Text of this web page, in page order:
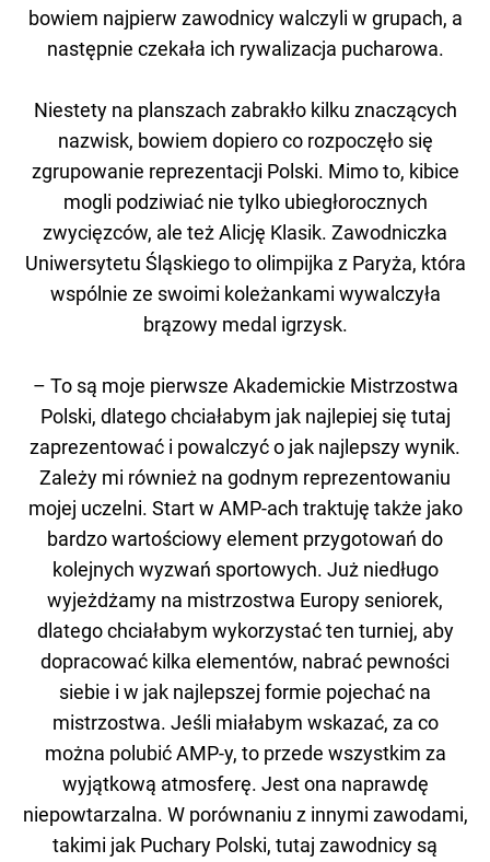
bowiem najpierw zawodnicy walczyli w grupach, a
następnie czekała ich rywalizacja pucharowa.
Niestety na planszach zabrakło kilku znaczących
nazwisk, bowiem dopiero co rozpoczęło się
zgrupowanie reprezentacji Polski. Mimo to, kibice
mogli podziwiać nie tylko ubiegłorocznych
zwycięzców, ale też Alicję Klasik. Zawodniczka
Uniwersytetu Śląskiego to olimpijka z Paryża, która
wspólnie ze swoimi koleżankami wywalczyła
brązowy medal igrzysk.
– To są moje pierwsze Akademickie Mistrzostwa
Polski, dlatego chciałabym jak najlepiej się tutaj
zaprezentować i powalczyć o jak najlepszy wynik.
Zależy mi również na godnym reprezentowaniu
mojej uczelni. Start w AMP-ach traktuję także jako
bardzo wartościowy element przygotowań do
kolejnych wyzwań sportowych. Już niedługo
wyjeżdżamy na mistrzostwa Europy seniorek,
dlatego chciałabym wykorzystać ten turniej, aby
dopracować kilka elementów, nabrać pewności
siebie i w jak najlepszej formie pojechać na
mistrzostwa. Jeśli miałabym wskazać, za co
można polubić AMP-y, to przede wszystkim za
wyjątkową atmosferę. Jest ona naprawdę
niepowtarzalna. W porównaniu z innymi zawodami,
takimi jak Puchary Polski, tutaj zawodnicy są